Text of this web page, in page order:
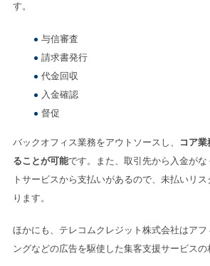
す。
与信審査
請求書発行
代金回収
入金確認
督促
バックオフィス業務をアウトソースし、
コア
ることが可能です。また、取引先から入金が
トサービスから支払いがあるので、未払いリ
ります。
ほかにも、テレコムクレジット株式会社はア
ングなどの広告を駆使した集客支援サービスの